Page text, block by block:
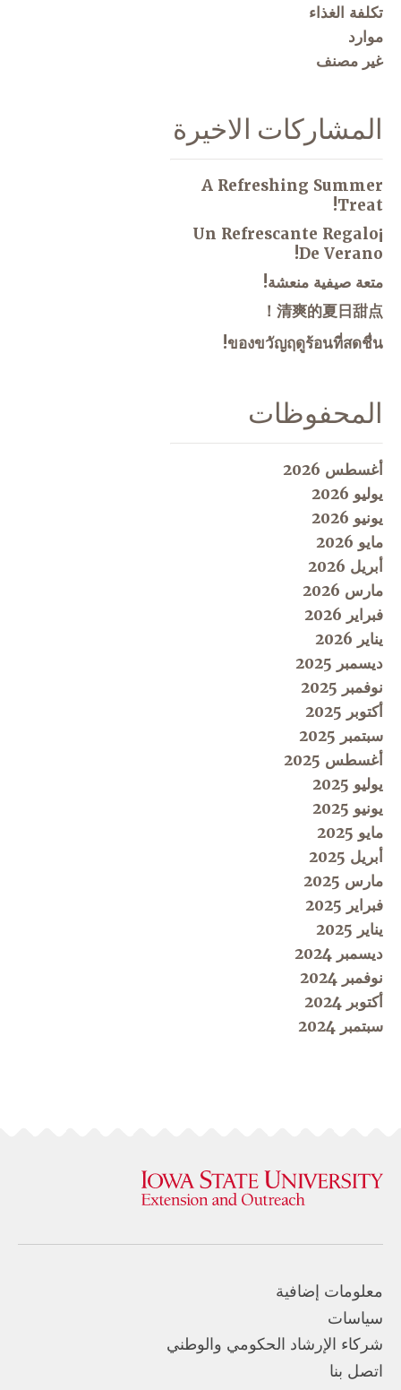
تكلفة الغذاء
موارد
غير مصنف
المشاركات الاخيرة
A Refreshing Summer
Treat!
¡Un Refrescante Regalo
De Verano!
متعة صيفية منعشة!
清爽的夏日甜点！
ของขวัญฤดูร้อนที่สดชื่น!
المحفوظات
أغسطس 2026
يوليو 2026
يونيو 2026
مايو 2026
أبريل 2026
مارس 2026
فبراير 2026
يناير 2026
ديسمبر 2025
نوفمبر 2025
أكتوبر 2025
سبتمبر 2025
أغسطس 2025
يوليو 2025
يونيو 2025
مايو 2025
أبريل 2025
مارس 2025
فبراير 2025
يناير 2025
ديسمبر 2024
نوفمبر 2024
أكتوبر 2024
سبتمبر 2024
معلومات إضافية
سياسات
شركاء الإرشاد الحكومي والوطني
اتصل بنا